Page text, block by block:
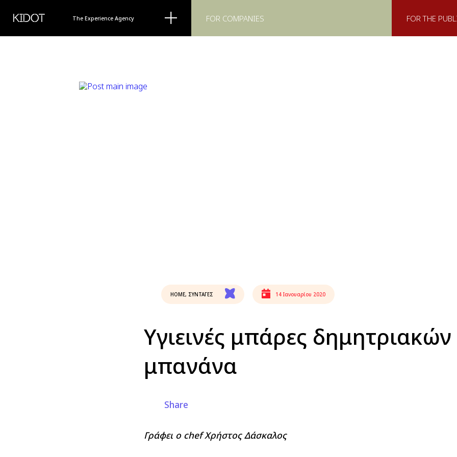
KIDOT The Experience Agency FOR COMPANIES FOR THE
HOME, ΣΥΝΤΑΓΕΣ 14 Ιανουαρίου 2020
Υγιεινές μπάρες
μπανάνα
Share
Γράφει ο chef Χρήστος Δάσκαλος